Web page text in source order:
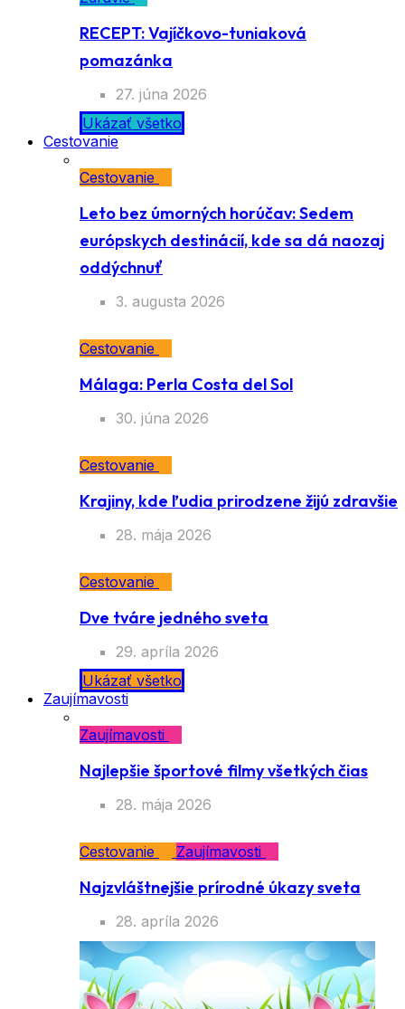
RECEPT: Vajíčkovo-tuniaková
pomazánka
27. júna 2026
Ukázať všetko
Cestovanie
Cestovanie
Leto bez úmorných horúčav: Sedem
európskych destinácií, kde sa dá naozaj
oddýchnuť
3. augusta 2026
Cestovanie
Málaga: Perla Costa del Sol
30. júna 2026
Cestovanie
Krajiny, kde ľudia prirodzene žijú zdravšie
28. mája 2026
Cestovanie
Dve tváre jedného sveta
29. apríla 2026
Ukázať všetko
Zaujímavosti
Zaujímavosti
Najlepšie športové filmy všetkých čias
28. mája 2026
Cestovanie Zaujímavosti
Najzvláštnejšie prírodné úkazy sveta
28. apríla 2026